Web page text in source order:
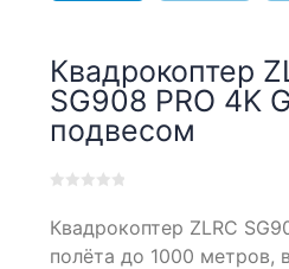
Квадрокоптер
SG908 PRO 4K
подвесом
out
Квадрокоптер ZLRC
полёта до 1000 метров,